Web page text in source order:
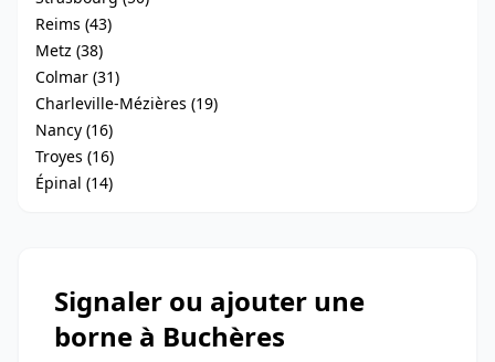
Reims (43)
Metz (38)
Colmar (31)
Charleville-Mézières (19)
Nancy (16)
Troyes (16)
Épinal (14)
Signaler ou ajouter une
borne à Buchères